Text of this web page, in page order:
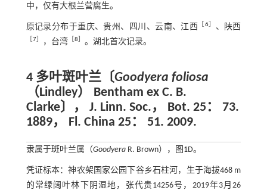
中，仅有大根兰营腐生。
原记录分布于重庆、贵州、四川、云南、江西 6］ 、陕西
7］ ，台湾［ 8 。湖北首次记录。
4 多叶斑叶兰〔Goodyera foliosa
（Lindley） Bentham ex C. B.
Clarke〕， J. Linn. Soc.， Bot. 25： 73.
1889， Fl. China 25： 51. 2009.
隶属于斑叶兰属（GoodyeraR. Brown）， 图1D。
凭证标本：神农架国家公园下谷乡石柱河，生于海拔468 m
的常绿阔叶林下阴湿地，张代贵14256号，2019年3月26